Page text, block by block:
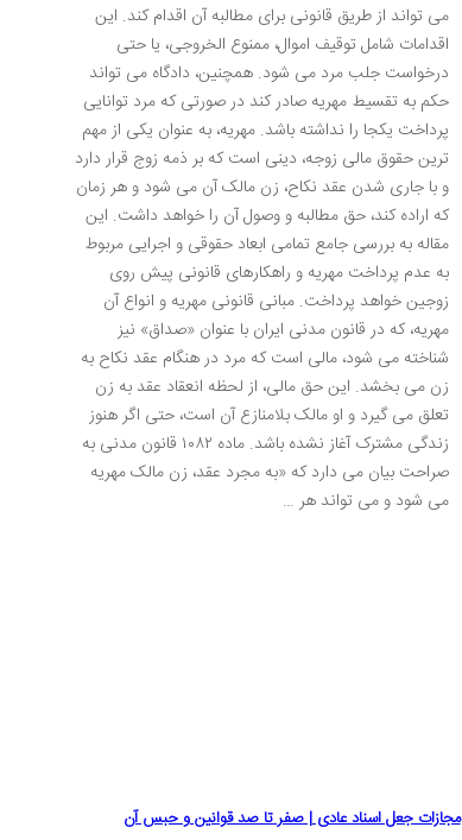
می تواند از طریق قانونی برای مطالبه آن اقدام کند. این
اقدامات شامل توقیف اموال، ممنوع الخروجی، یا حتی
درخواست جلب مرد می شود. همچنین، دادگاه می تواند
حکم به تقسیط مهریه صادر کند در صورتی که مرد توانایی
پرداخت یکجا را نداشته باشد. مهریه، به عنوان یکی از مهم
ترین حقوق مالی زوجه، دینی است که بر ذمه زوج قرار دارد
و با جاری شدن عقد نکاح، زن مالک آن می شود و هر زمان
که اراده کند، حق مطالبه و وصول آن را خواهد داشت. این
مقاله به بررسی جامع تمامی ابعاد حقوقی و اجرایی مربوط
به عدم پرداخت مهریه و راهکارهای قانونی پیش روی
زوجین خواهد پرداخت. مبانی قانونی مهریه و انواع آن
مهریه، که در قانون مدنی ایران با عنوان «صداق» نیز
شناخته می شود، مالی است که مرد در هنگام عقد نکاح به
زن می بخشد. این حق مالی، از لحظه انعقاد عقد به زن
تعلق می گیرد و او مالک بلامنازع آن است، حتی اگر هنوز
زندگی مشترک آغاز نشده باشد. ماده ۱۰۸۲ قانون مدنی به
صراحت بیان می دارد که «به مجرد عقد، زن مالک مهریه
می شود و می تواند هر …
مجازات جعل اسناد عادی | صفر تا صد قوانین و حبس آن